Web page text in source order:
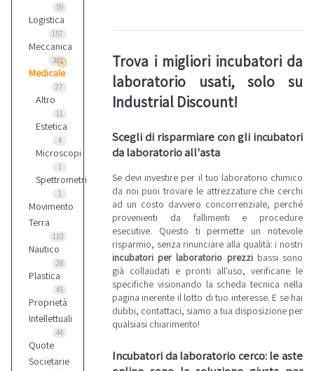
59
Logistica
157
Meccanica
382
Medicale
27
Altro
11
Estetica
4
Microscopi
1
Spettrometri
1
Movimento
Terra
110
Nautico
28
Plastica
45
Proprietà
Intellettuali
44
Quote
Societarie
Trova i migliori incubatori da
laboratorio usati, solo su
Industrial Discount!
Scegli di risparmiare con gli incubatori
da laboratorio all'asta
Se devi investire per il tuo laboratorio chimico
da noi puoi trovare le attrezzature che cerchi
ad un costo davvero concorrenziale, perché
provenienti da fallimenti e procedure
esecutive. Questo ti permette un notevole
risparmio, senza rinunciare alla qualità: i nostri
incubatori per laboratorio prezzibassi sono
già collaudati e pronti all'uso, verificane le
specifiche visionando la scheda tecnica nella
pagina inerente il lotto di tuo interesse. E se hai
dubbi, contattaci, siamo a tua disposizione per
qualsiasi chiarimento!
Incubatori da laboratorio cerco: le aste